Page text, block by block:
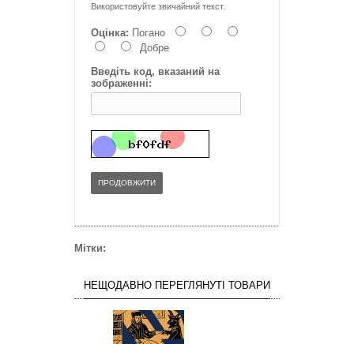
Використовуйте звичайний текст.
Оцінка: Погано
Добре
Введіть код, вказаний на
зображенні:
ПРОДОВЖИТИ
Мітки:
НЕЩОДАВНО ПЕРЕГЛЯНУТІ ТОВАРИ